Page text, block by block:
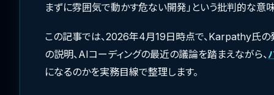
まずに雰囲気で動かす危ない開発」という批判的な意
この記事では、2026年4月19日時点で、Karpathy氏
の説明、AIコーディングの最近の議論を踏まえながら、
になるのかを実務目線で整理します。